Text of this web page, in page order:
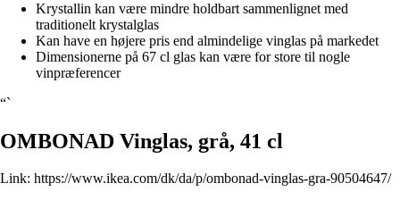
Krystallin kan være mindre holdbart sammenlignet med
traditionelt krystalglas
Kan have en højere pris end almindelige vinglas på markedet
Dimensionerne på 67 cl glas kan være for store til nogle
vinpræferencer
“`
OMBONAD Vinglas, grå, 41 cl
Link: https://www.ikea.com/dk/da/p/ombonad-vinglas-gra-90504647/